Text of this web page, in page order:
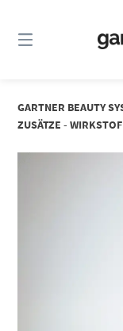
Inhalt
GARTNER BEAUTY
ZUSÄTZE -